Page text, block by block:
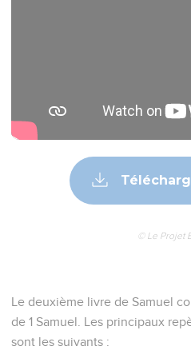
© Le Projet
Le deuxième livre de Samuel
de 1 Samuel. Les principaux
sont les suivants :